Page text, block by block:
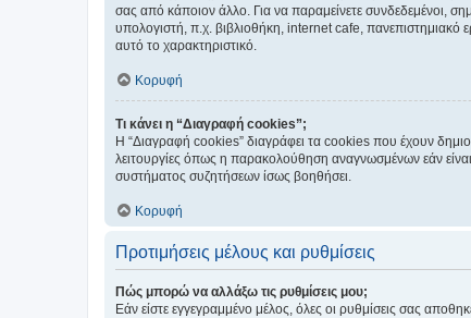
σας από κάποιον άλλο. Για να παραμείνετε συνδεδεμένοι,
υπολογιστή, π.χ. βιβλιοθήκη, internet cafe, πανεπιστημιακό
αυτό το χαρακτηριστικό.
Κορυφή
Τι κάνει η “Διαγραφή cookies”;
Η “Διαγραφή cookies” διαγράφει τα cookies που έχουν
λειτουργίες όπως η παρακολούθηση αναγνωσμένων εάν
συστήματος συζητήσεων ίσως βοηθήσει.
Κορυφή
Προτιμήσεις μέλους και ρυθμίσεις
Πώς μπορώ να αλλάξω τις ρυθμίσεις μου;
Εάν είστε εγγεγραμμένο μέλος, όλες οι ρυθμίσεις σας